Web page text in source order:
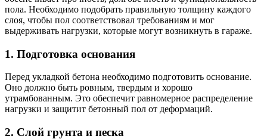
пола. Необходимо подобрать правильную толщину каждого
слоя, чтобы пол соответствовал требованиям и мог
выдерживать нагрузки, которые могут возникнуть в гараже.
1. Подготовка основания
Перед укладкой бетона необходимо подготовить основание.
Оно должно быть ровным, твердым и хорошо
утрамбованным. Это обеспечит равномерное распределение
нагрузки и защитит бетонный пол от деформаций.
2. Слой грунта и песка